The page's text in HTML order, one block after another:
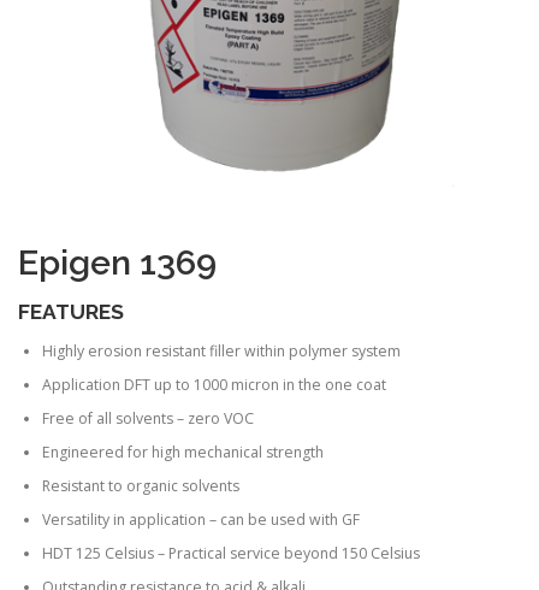
Epigen 1369
FEATURES
Highly erosion resistant filler within polymer system
Application DFT up to 1000 micron in the one coat
Free of all solvents – zero VOC
Engineered for high mechanical strength
Resistant to organic solvents
Versatility in application – can be used with GF
HDT 125 Celsius – Practical service beyond 150 Celsius